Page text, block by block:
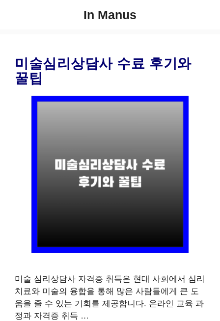
In Manus
미술심리상담사 수료 후기와
꿀팁
미술 심리상담사 자격증 취득은 현대 사회에서 심리
치료와 미술의 융합을 통해 많은 사람들에게 큰 도
움을 줄 수 있는 기회를 제공합니다. 온라인 교육 과
정과 자격증 취득 …